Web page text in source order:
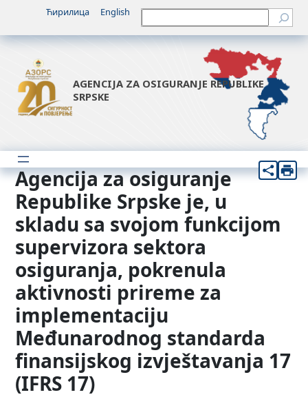
sadržaj
Ћирилица English Претрага
AGENCIJA ZA OSIGURANJE REPUBLIKE
SRPSKE
Agencija za osiguranje
Republike Srpske je, u
skladu sa svojom funkcijom
supervizora sektora
osiguranja, pokrenula
aktivnosti prireme za
implementaciju
Međunarodnog standarda
finansijskog izvještavanja 17
(IFRS 17)